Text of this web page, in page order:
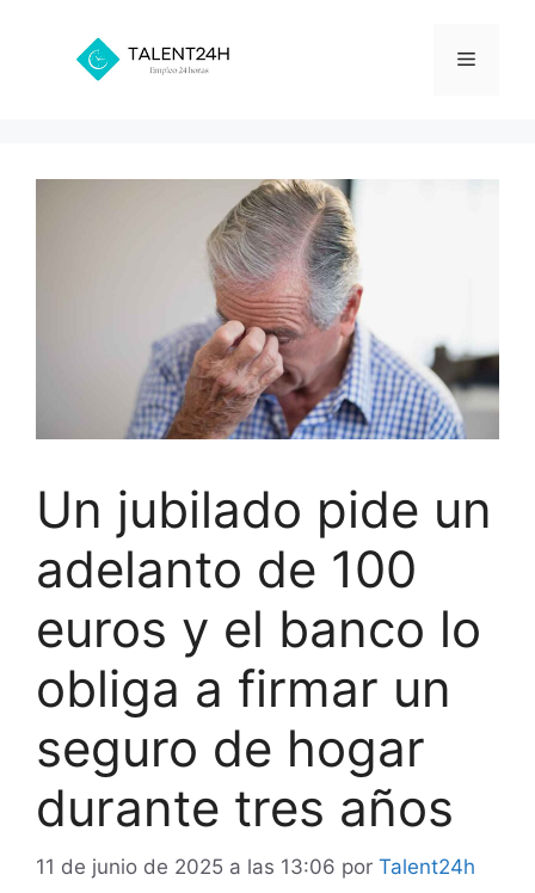
contenido
Menú
Un jubilado pide un
adelanto de 100
euros y el banco lo
obliga a firmar un
seguro de hogar
durante tres años
11 de junio de 2025 a las 13:06 por Talent24h